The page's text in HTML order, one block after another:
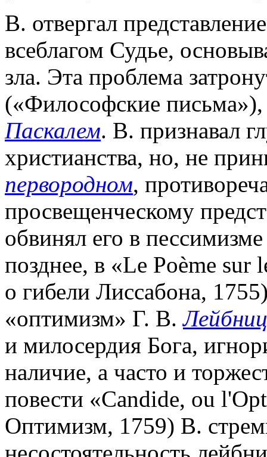
В. отвергал
всеблагом Судье,
зла. Эта проблема
(«Философские
Паскалем. В. признавал
христианства, но, не
первородном,
просвещенческому
обвинял его в
позднее, в «Le Poème sur
о гибели Лиссабона,
«оптимизм» Г. В.
и милосердия Бога,
наличие, а часто и
повести «Candide, ou
Оптимизм, 1759) В.